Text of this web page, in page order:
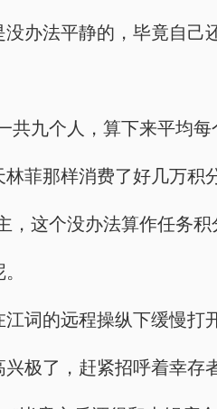
办法平静的，毕竟自己
九个人，算下来平均
菲那样消费了好几万积
，这个没办法算作任务
词的远程操纵下缓慢打
极了，赶紧招呼着幸存